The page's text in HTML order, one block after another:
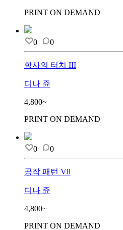
PRINT ON DEMAND
0 0
함사의 터치 III
디나 쥰
4,800~
PRINT ON DEMAND
0 0
공작 패턴 Vll
디나 쥰
4,800~
PRINT ON DEMAND